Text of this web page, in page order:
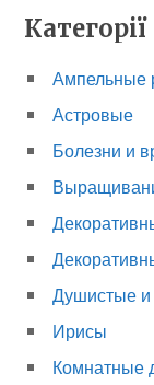
Категорії
Ампельные
Астровые
Болезни и
Душистые и
Ирисы
Комнатные